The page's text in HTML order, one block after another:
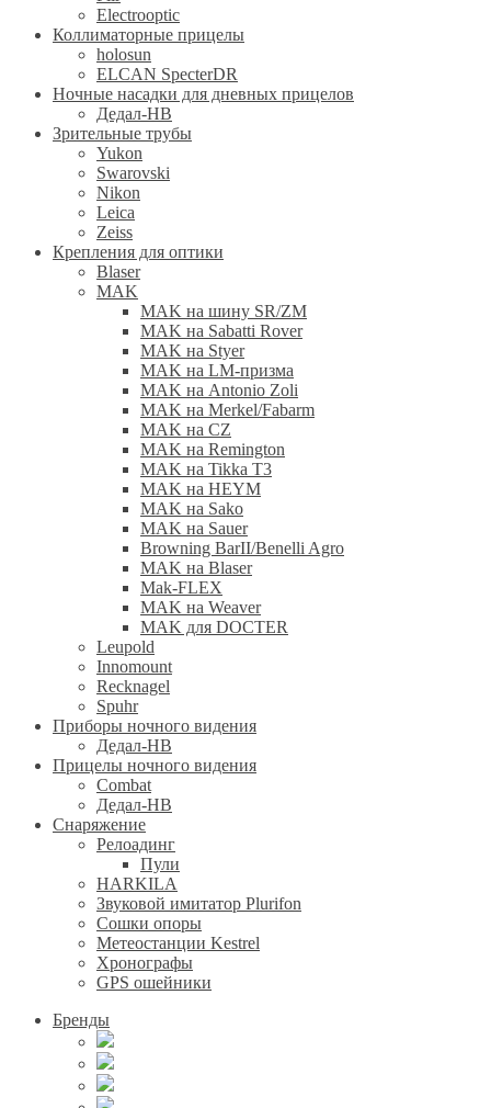
Electrooptic
Коллиматорные прицелы
holosun
ELCAN SpecterDR
Ночные насадки для дневных прицелов
Дедал-НВ
Зрительные трубы
Yukon
Swarovski
Nikon
Leica
Zeiss
Крепления для оптики
Blaser
MAK
MAK на шину SR/ZM
MAK на Sabatti Rover
MAK на Styer
MAK на LM-призма
MAK на Antonio Zoli
MAK на Merkel/Fabarm
MAK на CZ
MAK на Remington
MAK на Tikka T3
MAK на HEYM
MAK на Sako
MAK на Sauer
Browning BarII/Benelli Agro
MAK на Blaser
Mak-FLEX
MAK на Weaver
MAK для DOCTER
Leupold
Innomount
Recknagel
Spuhr
Приборы ночного видения
Дедал-НВ
Прицелы ночного видения
Combat
Дедал-НВ
Снаряжение
Релоадинг
Пули
HARKILA
Звуковой имитатор Plurifon
Сошки опоры
Метеостанции Kestrel
Хронографы
GPS ошейники
Бренды